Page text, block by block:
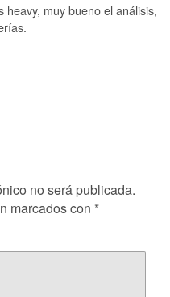
heavy, muy bueno el análisis,
no será publicada.
marcados con *